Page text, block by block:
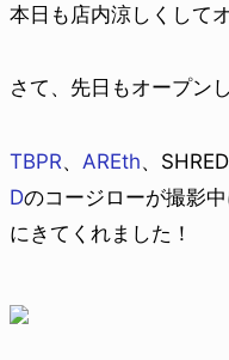
本日も店内涼しくして
さて、先日もオープン
TBPR、 AREth、
Dのコージローが撮影
にきてくれました！